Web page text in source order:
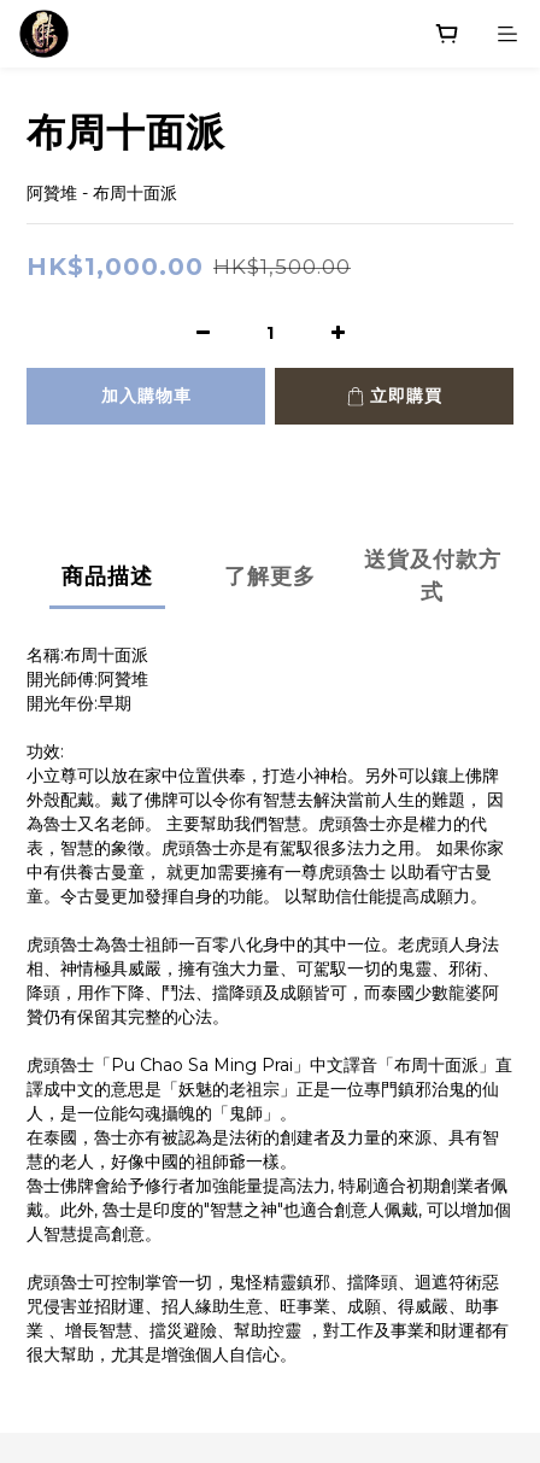
布周十面派
阿贊堆 - 布周十面派
HK$1,000.00 HK$1,500.00
加入購物車 立即購買
商品描述 了解更多
送貨及付款方
式
名稱:布周十面派
開光師傅:阿贊堆
開光年份:早期
功效:
小立尊可以放在家中位置供奉，打造小神枱。另外可以鑲上佛牌
外殼配戴。戴了佛牌可以令你有智慧去解決當前人生的難題， 因
為魯士又名老師。 主要幫助我們智慧。虎頭魯士亦是權力的代
表，智慧的象徵。虎頭魯士亦是有駕馭很多法力之用。 如果你家
中有供養古曼童， 就更加需要擁有一尊虎頭魯士 以助看守古曼
童。令古曼更加發揮自身的功能。 以幫助信仕能提高成願力。
虎頭魯士為魯士祖師一百零八化身中的其中一位。老虎頭人身法
相、神情極具威嚴，擁有強大力量、可駕馭一切的鬼靈、邪術、
降頭，用作下降、鬥法、擋降頭及成願皆可，而泰國少數龍婆阿
贊仍有保留其完整的心法。
虎頭魯士「Pu Chao Sa Ming Prai」中文譯音「布周十面派」直
譯成中文的意思是「妖魅的老祖宗」正是一位專門鎮邪治鬼的仙
人，是一位能勾魂攝魄的「鬼師」。
在泰國，魯士亦有被認為是法術的創建者及力量的來源、具有智
慧的老人，好像中國的祖師爺一樣。
魯士佛牌會給予修行者加強能量提高法力, 特刷適合初期創業者佩
戴。此外, 魯士是印度的"智慧之神"也適合創意人佩戴, 可以增加個
人智慧提高創意。
虎頭魯士可控制掌管一切，鬼怪精靈鎮邪、擋降頭、迴遮符術惡
咒侵害並招財運、招人緣助生意、旺事業、成願、得威嚴、助事
業 、增長智慧、擋災避險、幫助控靈 ，對工作及事業和財運都有
很大幫助，尤其是增強個人自信心。